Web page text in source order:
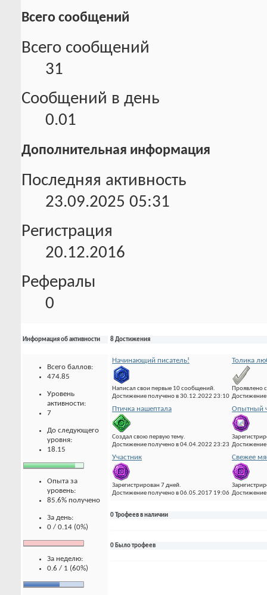
Всего сообщений
Всего сообщений
31
Сообщений в день
0.01
Дополнительная информация
Последняя активность
23.09.2025 05:31
Регистрация
20.12.2016
Рефералы
0
Информация об активности
Всего баллов:
474.85
Уровень
активности:
7
До следующего
уровня:
18.15
Опыта за
уровень:
85.6% получено
За день:
0 / 0.14 (0%)
За неделю:
0.6 / 1 (60%)
8 Достижения
Начинающий писатель!
Написал свои первые 10 сообщений.
Достижение получено в 30.12.2022 23:10
Толика
Проявлено
Птичка нашептала
Создал свою первую тему.
Достижение получено в 04.04.2022 23:23
Опытный
Участник
Зарегистрирован 7 дней.
Достижение получено в 06.05.2017 19:06
Свежее
0 Трофеев в наличии
0 Было трофеев